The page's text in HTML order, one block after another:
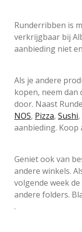
Runderribben is
verkrijgbaar bij
aanbieding niet
Als je andere
kopen, neem dan
door. Naast
NOS, Pizza, Sushi,
aanbieding. Koop
Geniet ook van
andere winkels.
volgende week
andere folders.
.